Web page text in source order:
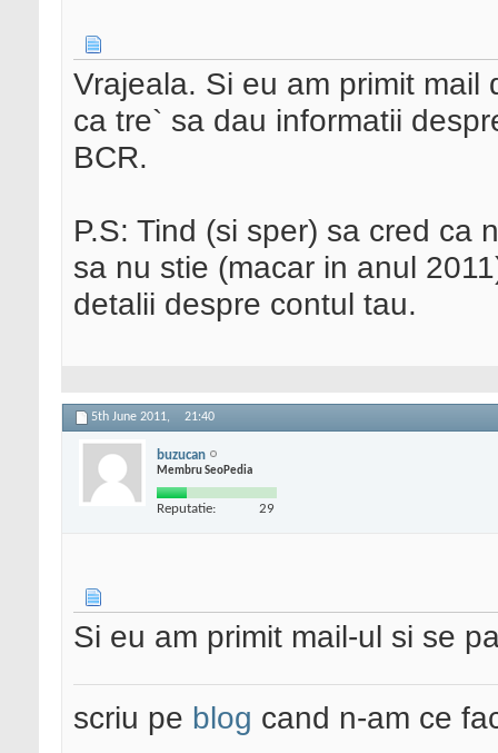
Vrajeala. Si eu am primit mail
ca tre` sa dau informatii
BCR.
P.S: Tind (si sper) sa cred ca
sa nu stie (macar in anul
detalii despre contul tau.
5th June 2011, 21:40
buzucan
Membru SeoPedia
Reputatie: 29
Si eu am primit mail-ul si se
scriu pe blog cand n-am ce